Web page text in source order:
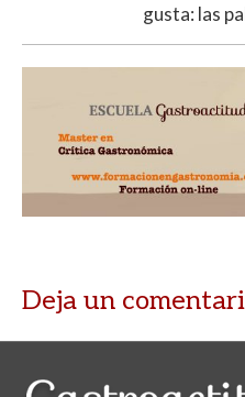
gusta: las
Deja un